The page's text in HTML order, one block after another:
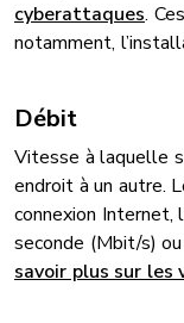
cyberattaques.
notamment,
Débit
Vitesse à laquelle
endroit à un autre.
connexion Internet,
seconde (Mbit/s)
savoir plus sur